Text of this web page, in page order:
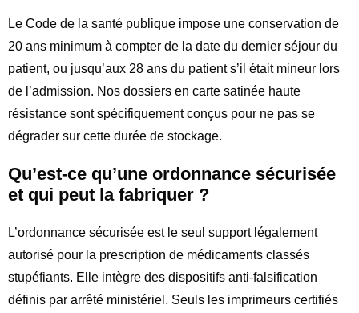
Le Code de la santé publique impose une conservation de
20 ans minimum à compter de la date du dernier séjour du
patient, ou jusqu’aux 28 ans du patient s’il était mineur lors
de l’admission. Nos dossiers en carte satinée haute
résistance sont spécifiquement conçus pour ne pas se
dégrader sur cette durée de stockage.
Qu’est-ce qu’une ordonnance sécurisée
et qui peut la fabriquer ?
L’ordonnance sécurisée est le seul support légalement
autorisé pour la prescription de médicaments classés
stupéfiants. Elle intègre des dispositifs anti-falsification
définis par arrêté ministériel. Seuls les imprimeurs certifiés